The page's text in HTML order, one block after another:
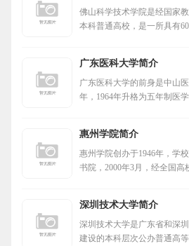
佛山科学技术学院是经国家
本科普通高校，是一所具有
广东医科大学简介
广东医科大学的前身是中山
年，1964年升格为五年制医
惠州学院简介
惠州学院创办于1946年，学
书院，2000年3月，经全国高
深圳技术大学简介
深圳技术大学是广东省和深
建设的本科层次公办普通高